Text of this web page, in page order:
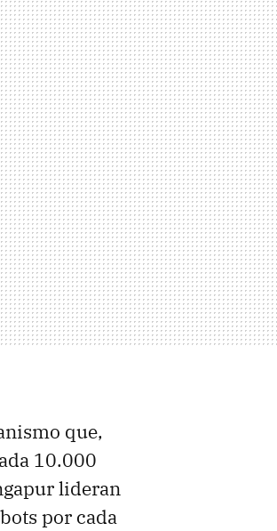
que,
10.000
lideran
por cada